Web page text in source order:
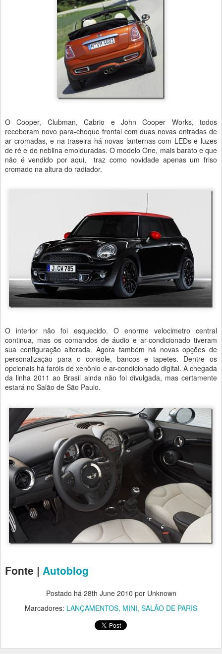
O Cooper, Clubman, Cabrio e John Cooper Works, todos
receberam novo para-choque frontal com duas novas entradas de
ar cromadas, e na traseira há novas lanternas com LEDs e luzes
de ré e de neblina emolduradas. O modelo One, mais barato e que
não é vendido por aqui, traz como novidade apenas um friso
cromado na altura do radiador.
O interior não foi esquecido. O enorme velocimetro central
continua, mas os comandos de áudio e ar-condicionado tiveram
sua configuração alterada. Agora também há novas opções de
personalização para o console, bancos e tapetes. Dentre os
opcionais há faróis de xenônio e ar-condicionado digital. A chegada
da linha 2011 ao Brasil ainda não foi divulgada, mas certamente
estará no Salão de São Paulo.
Fonte | Autoblog
Postado há 28th June 2010 por Unknown
Marcadores: LANÇAMENTOS MINI SALÃO DE PARIS